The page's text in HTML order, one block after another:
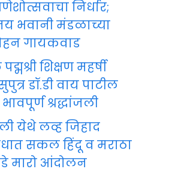
निर्धार;
भवानी मंडळाच्या
गायकवाड
शिक्षण महर्षी
डॉ.डी वाय पाटील
श्रद्धांजली
येथे लव्ह जिहाद
सकल हिंदू व मराठा
मारो आंदोलन